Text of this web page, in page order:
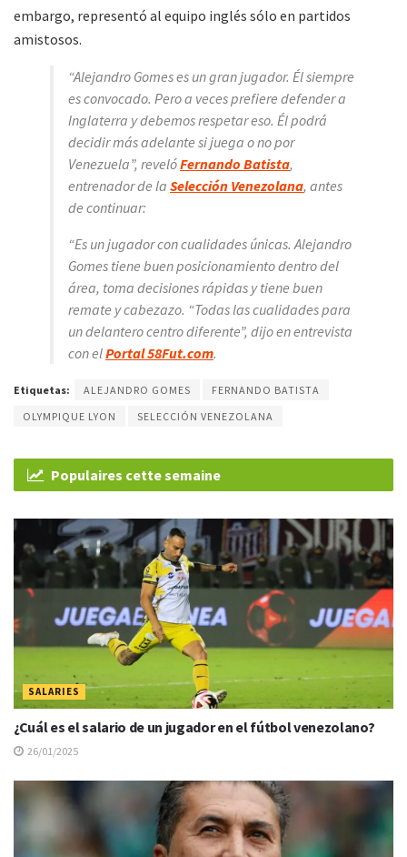
embargo, representó al equipo inglés sólo en partidos
amistosos.
“Alejandro Gomes es un gran jugador. Él siempre
es convocado. Pero a veces prefiere defender a
Inglaterra y debemos respetar eso. Él podrá
decidir más adelante si juega o no por
Venezuela”, revelóFernando Batista,
entrenador de la Selección Venezolana, antes
de continuar:
“Es un jugador con cualidades únicas. Alejandro
Gomes tiene buen posicionamiento dentro del
área, toma decisiones rápidas y tiene buen
remate y cabezazo. “Todas las cualidades para
un delantero centro diferente”, dijo en entrevista
con elPortal 58Fut.com.
Etiquetas: ALEJANDRO GOMES
FERNANDO BATISTA
OLYMPIQUE LYON
SELECCIÓN VENEZOLANA
Populaires cette semaine
SALARIES
¿Cuál es el salario de un jugador en el fútbol venezolano?
26/01/2025